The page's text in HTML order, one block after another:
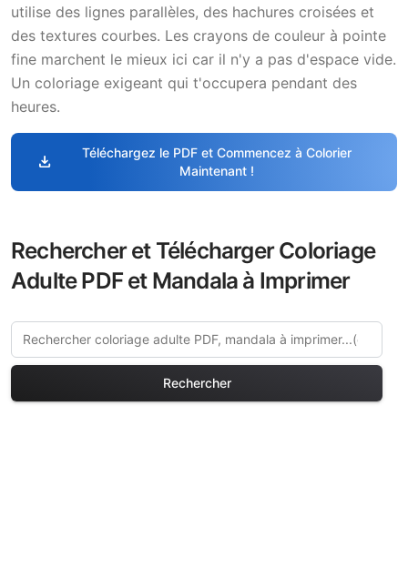
utilise des lignes parallèles, des hachures croisées et
des textures courbes. Les crayons de couleur à pointe
fine marchent le mieux ici car il n'y a pas d'espace vide.
Un coloriage exigeant qui t'occupera pendant des
heures.
download
Téléchargez le PDF et Commencez à Colorier
Maintenant !
Rechercher et Télécharger Coloriage
Adulte PDF et Mandala à Imprimer
Rechercher